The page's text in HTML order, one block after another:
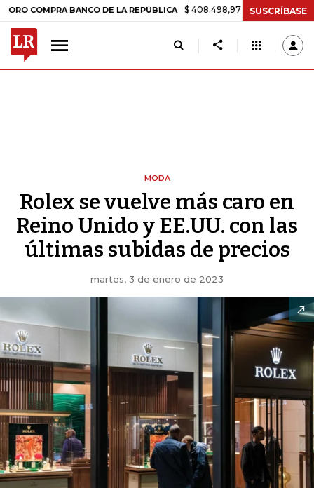
BANCO DE LA REPÚBLICA $ 408.498,97 +$ 8.753,81 +2,19%
SUSCRÍBASE
MODA
Rolex se vuelve más caro en
Reino Unido y EE.UU. con las
últimas subidas de precios
martes, 3 de enero de 2023